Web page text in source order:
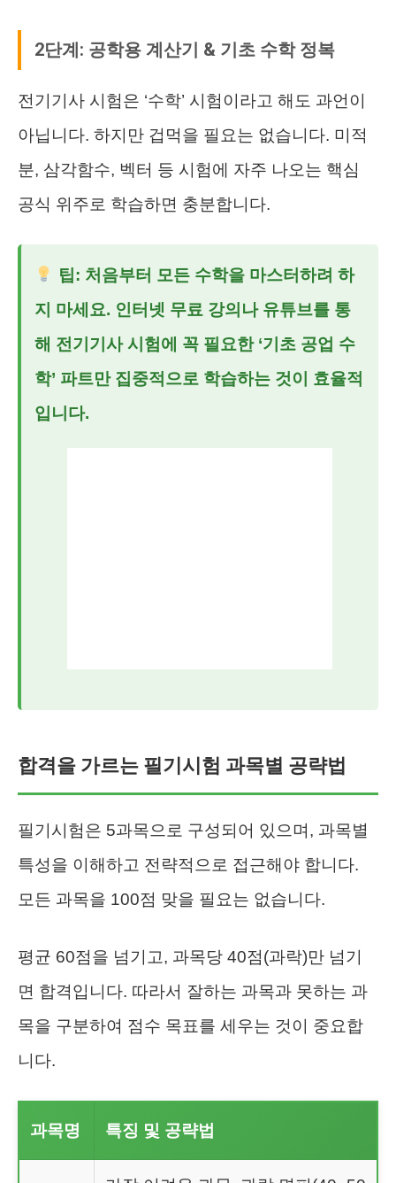
2단계: 공학용 계산기 & 기초 수학 정복
전기기사 시험은 ‘수학’ 시험이라고 해도 과언이
아닙니다. 하지만 겁먹을 필요는 없습니다. 미적
분, 삼각함수, 벡터 등 시험에 자주 나오는 핵심
공식 위주로 학습하면 충분합니다.
팁: 처음부터 모든 수학을 마스터하려 하
지 마세요. 인터넷 무료 강의나 유튜브를 통
해 전기기사 시험에 꼭 필요한 ‘기초 공업 수
학’ 파트만 집중적으로 학습하는 것이 효율적
입니다.
합격을 가르는 필기시험 과목별 공략법
필기시험은 5과목으로 구성되어 있으며, 과목별
특성을 이해하고 전략적으로 접근해야 합니다.
모든 과목을 100점 맞을 필요는 없습니다.
평균 60점을 넘기고, 과목당 40점(과락)만 넘기
면 합격입니다. 따라서 잘하는 과목과 못하는 과
목을 구분하여 점수 목표를 세우는 것이 중요합
니다.
과목명 특징 및 공략법